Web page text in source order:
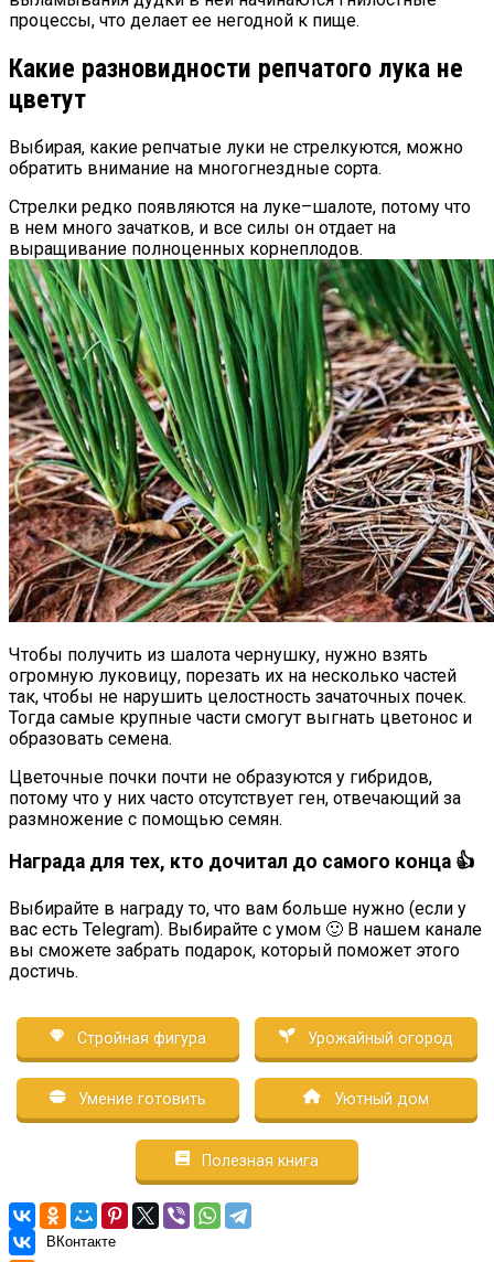
процессы, что делает ее негодной к пище.
Какие разновидности репчатого лука не
цветут
Выбирая, какие репчатые луки не стрелкуются, можно
обратить внимание на многогнездные сорта.
Стрелки редко появляются на луке–шалоте, потому что
в нем много зачатков, и все силы он отдает на
выращивание полноценных корнеплодов.
Чтобы получить из шалота чернушку, нужно взять
огромную луковицу, порезать их на несколько частей
так, чтобы не нарушить целостность зачаточных почек.
Тогда самые крупные части смогут выгнать цветонос и
образовать семена.
Цветочные почки почти не образуются у гибридов,
потому что у них часто отсутствует ген, отвечающий за
размножение с помощью семян.
Награда для тех, кто дочитал до самого конца 👍
Выбирайте в награду то, что вам больше нужно (если у
вас есть Telegram). Выбирайте с умом 🙂 В нашем канале
вы сможете забрать подарок, который поможет этого
достичь.
Стройная фигура Урожайный огород
Умение готовить Уютный дом
Полезная книга
ВКонтакте